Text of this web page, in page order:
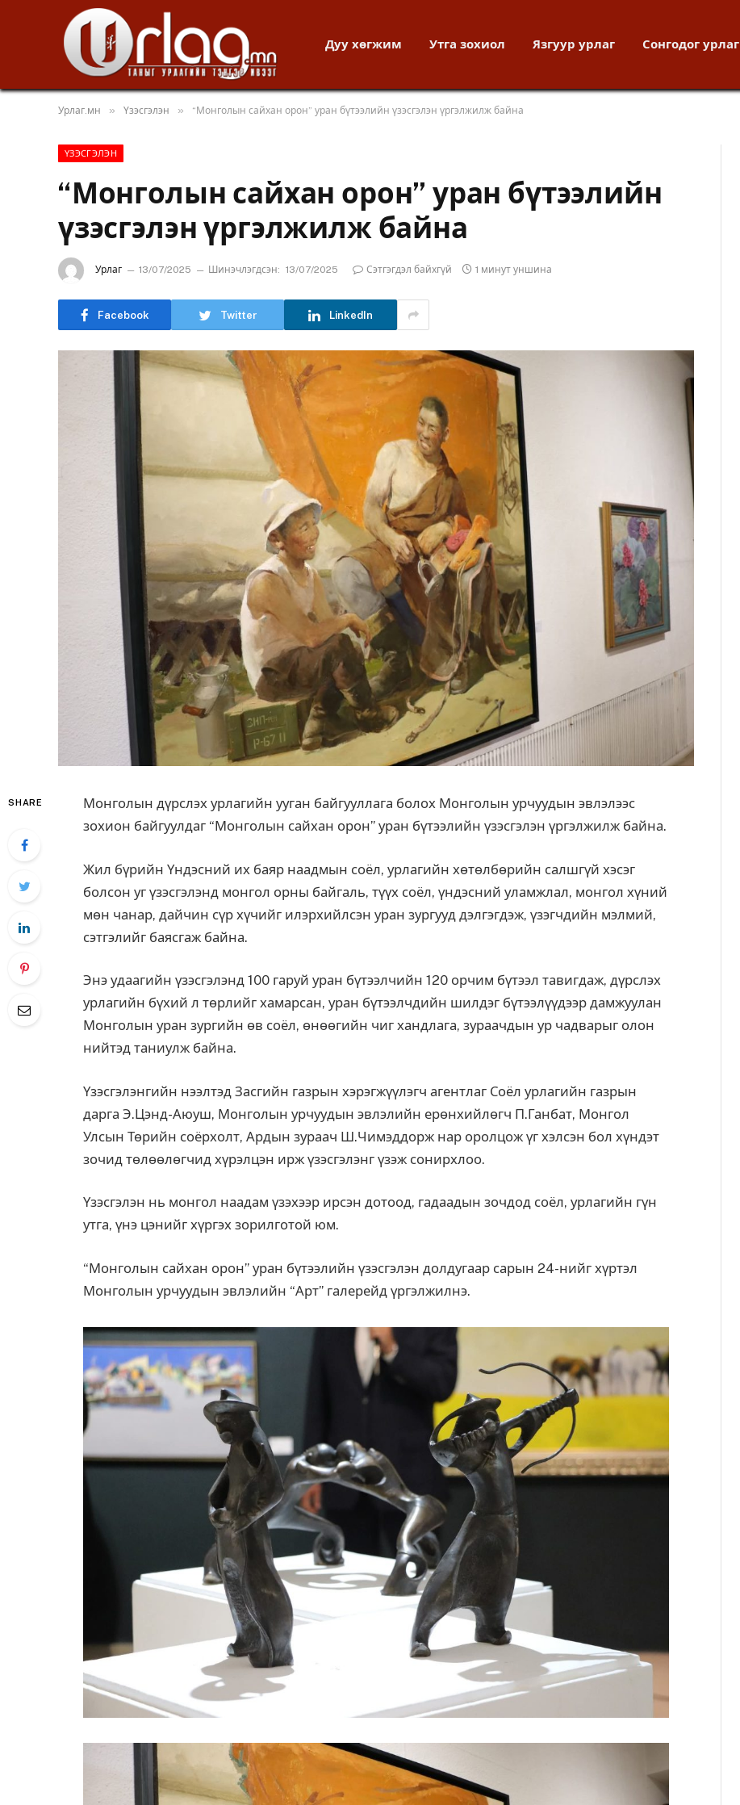
Дуу хөгжим Утга зохиол Язгуур урлаг Сонгодог урлаг
Урлаг.мн » Үзэсгэлэн » “Монголын сайхан орон” уран бүтээлийн үзэсгэлэн үргэлжилж байна
ҮЗЭСГЭЛЭН
“Монголын сайхан орон” уран бүтээлийн
үзэсгэлэн үргэлжилж байна
Урлаг 13/07/2025 Шинэчлэгдсэн: 13/07/2025 Сэтгэгдэл байхгүй 1 минут уншина
Facebook Twitter LinkedIn
SHARE
Монголын дүрслэх урлагийн ууган байгууллага болох Монголын урчуудын эвлэлээс
зохион байгуулдаг “Монголын сайхан орон” уран бүтээлийн үзэсгэлэн үргэлжилж байна.
Жил бүрийн Үндэсний их баяр наадмын соёл, урлагийн хөтөлбөрийн салшгүй хэсэг
болсон уг үзэсгэлэнд монгол орны байгаль, түүх соёл, үндэсний уламжлал, монгол хүний
мөн чанар, дайчин сүр хүчийг илэрхийлсэн уран зургууд дэлгэгдэж, үзэгчдийн мэлмий,
сэтгэлийг баясгаж байна.
Энэ удаагийн үзэсгэлэнд 100 гаруй уран бүтээлчийн 120 орчим бүтээл тавигдаж, дүрслэх
урлагийн бүхий л төрлийг хамарсан, уран бүтээлчдийн шилдэг бүтээлүүдээр дамжуулан
Монголын уран зургийн өв соёл, өнөөгийн чиг хандлага, зураачдын ур чадварыг олон
нийтэд таниулж байна.
Үзэсгэлэнгийн нээлтэд Засгийн газрын хэрэгжүүлэгч агентлаг Соёл урлагийн газрын
дарга Э.Цэнд-Аюуш, Монголын урчуудын эвлэлийн ерөнхийлөгч П.Ганбат, Монгол
Улсын Төрийн соёрхолт, Ардын зураач Ш.Чимэддорж нар оролцож үг хэлсэн бол хүндэт
зочид төлөөлөгчид хүрэлцэн ирж үзэсгэлэнг үзэж сонирхлоо.
Үзэсгэлэн нь монгол наадам үзэхээр ирсэн дотоод, гадаадын зочдод соёл, урлагийн гүн
утга, үнэ цэнийг хүргэх зорилготой юм.
“Монголын сайхан орон” уран бүтээлийн үзэсгэлэн долдугаар сарын 24-нийг хүртэл
Монголын урчуудын эвлэлийн “Арт” галерейд үргэлжилнэ.